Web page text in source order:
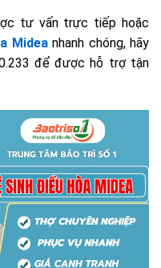
tư vấn trực tiếp hoặc
Midea nhanh chóng, hãy
để được hỗ trợ tận